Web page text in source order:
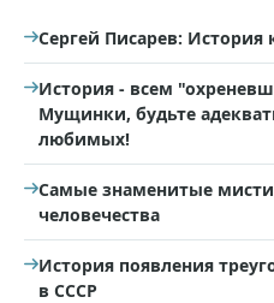
Сергей Писарев: История
История - всем
Мущинки, будьте
любимых!
Самые знаменитые
человечества
История появления
в СССР